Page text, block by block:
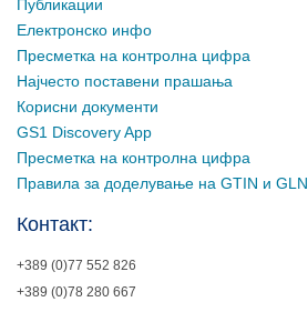
Публикации
Електронско инфо
Пресметка на контролна цифра
Најчесто поставени прашања
Корисни документи
GS1 Discovery App
Пресметка на контролна цифра
Правила за доделување на GTIN и GLN
Контакт:
+389 (0)77 552 826
+389 (0)78 280 667